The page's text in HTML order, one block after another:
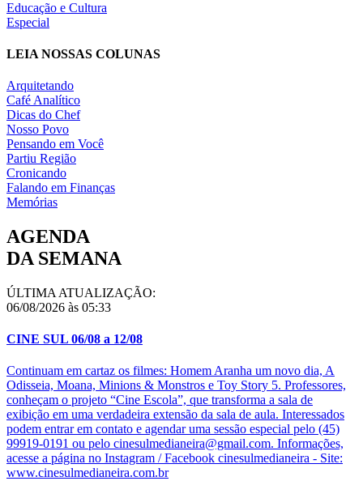
Educação e Cultura
Especial
LEIA NOSSAS COLUNAS
Arquitetando
Café Analítico
Dicas do Chef
Nosso Povo
Pensando em Você
Partiu Região
Cronicando
Falando em Finanças
Memórias
AGENDA
DA SEMANA
ÚLTIMA ATUALIZAÇÃO:
06/08/2026 às 05:33
CINE SUL 06/08 a 12/08
Continuam em cartaz os filmes: Homem Aranha um novo dia, A
Odisseia, Moana, Minions & Monstros e Toy Story 5. Professores,
conheçam o projeto “Cine Escola”, que transforma a sala de
exibição em uma verdadeira extensão da sala de aula. Interessados
podem entrar em contato e agendar uma sessão especial pelo (45)
99919-0191 ou pelo cinesulmedianeira@gmail.com. Informações,
acesse a página no Instagram / Facebook cinesulmedianeira - Site:
www.cinesulmedianeira.com.br